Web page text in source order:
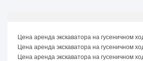
Цена аренда экскаватора на гусеничном
Цена аренда экскаватора на гусеничном
Цена аренда экскаватора на гусеничном